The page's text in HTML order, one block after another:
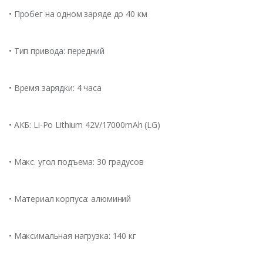
• Пробег на одном заряде до 40 км
• Тип привода: передний
• Время зарядки: 4 часа
• АКБ: Li-Po Lithium 42V/17000mAh (LG)
• Макс. угол подъема: 30 градусов
• Материал корпуса: алюминий
• Максимальная нагрузка: 140 кг